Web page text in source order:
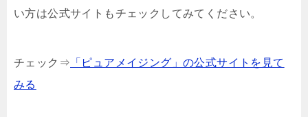
い方は公式サイトもチェックしてみてください。
チェック⇒ 「ピュアメイジング」の公式サイトを見て
みる